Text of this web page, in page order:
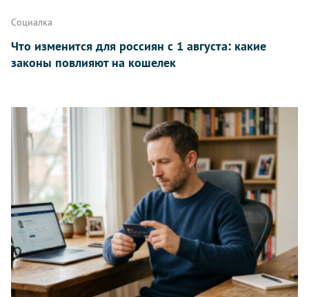
Социалка
Что изменится для россиян с 1 августа: какие
законы повлияют на кошелек